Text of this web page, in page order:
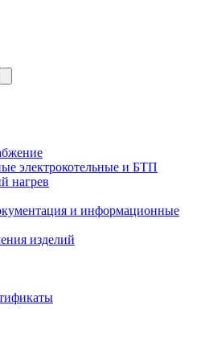
электрокотельные и БТП
нагрев
и информационные
изделий